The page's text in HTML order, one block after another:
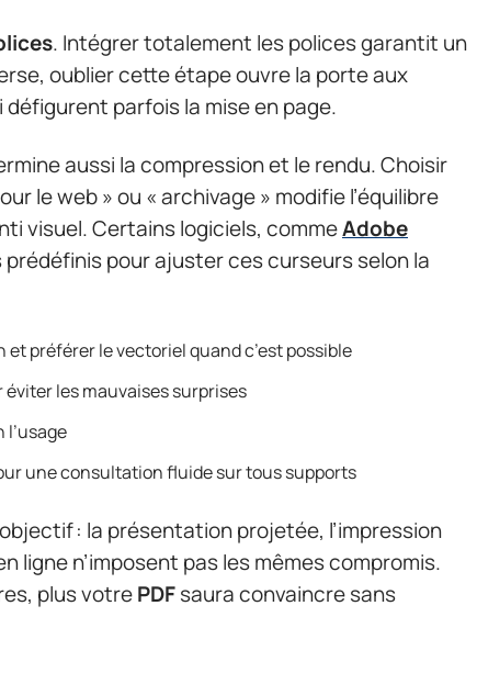
. Intégrer totalement les polices garantit un
oublier cette étape ouvre la porte aux
parfois la mise en page.
aussi la compression et le rendu. Choisir
le web » ou « archivage » modifie l’équilibre
visuel. Certains logiciels, commeAdobe
pour ajuster ces curseurs selon la
préférer le vectoriel quand c’est possible
les mauvaises surprises
l’usage
une consultation fluide sur tous supports
: la présentation projetée, l’impression
ligne n’imposent pas les mêmes compromis.
plus votrePDFsaura convaincre sans